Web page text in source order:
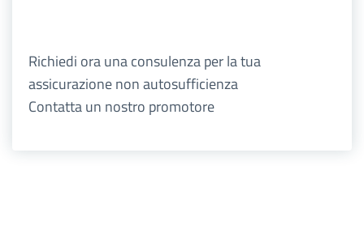
Richiedi ora una consulenza per la tua
assicurazione non autosufficienza
Contatta un nostro promotore